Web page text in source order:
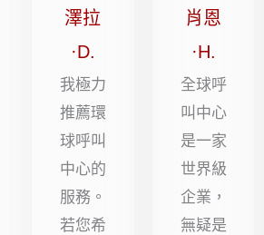
顆
（滿
分
5
顆
澤拉
·D.
我極力
推薦環
球呼叫
中心的
服務。
若您希
顆
（滿
分
5
顆
肖恩
·H.
全球呼
叫中心
是一家
世界級
企業，
無疑是